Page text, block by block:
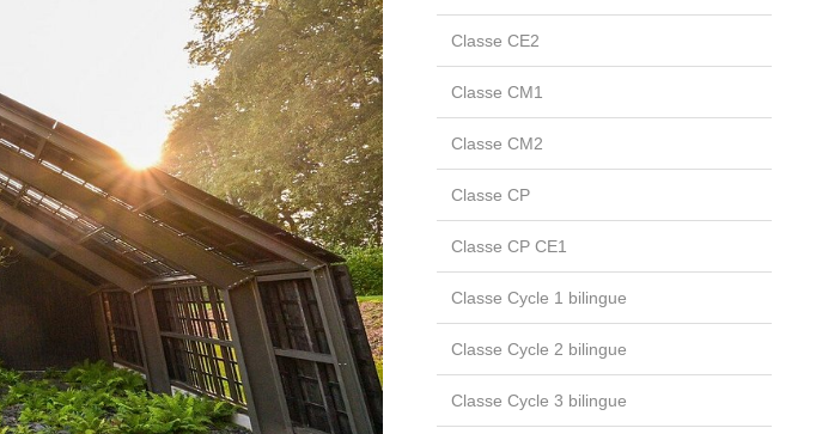
Classe CE2
Classe CM1
Classe CM2
Classe CP
Classe CP CE1
Classe Cycle 1 bilingue
Classe Cycle 2 bilingue
Classe Cycle 3 bilingue